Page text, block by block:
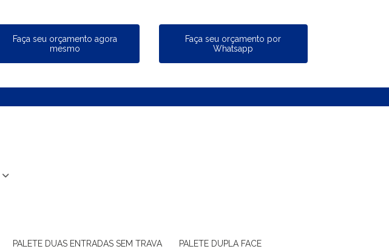
Faça seu orçamento agora
mesmo
Faça seu orçamento por
Whatsapp
PALETE DUAS ENTRADAS SEM TRAVA PALETE DUPLA FACE